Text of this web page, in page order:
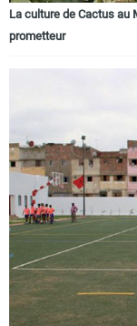
La culture de Cactus au
prometteur